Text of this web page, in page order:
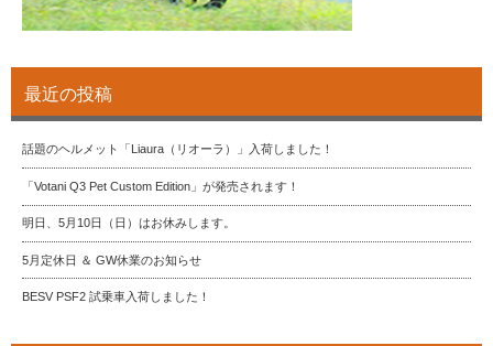
最近の投稿
話題のヘルメット「Liaura（リオーラ）」入荷しました！
「Votani Q3 Pet Custom Edition」が発売されます！
明日、5月10日（日）はお休みします。
5月定休日 ＆ GW休業のお知らせ
BESV PSF2 試乗車入荷しました！